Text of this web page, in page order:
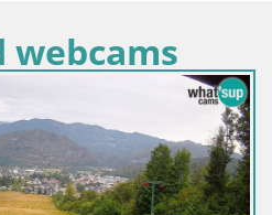
webcams